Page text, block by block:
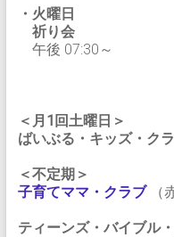
・火曜日
祈り会
午後 07:30～
＜月1回土曜日＞
ばいぶる・キッズ・ク
＜不定期＞
子育てママ・クラブ（
ティーンズ・バイブル